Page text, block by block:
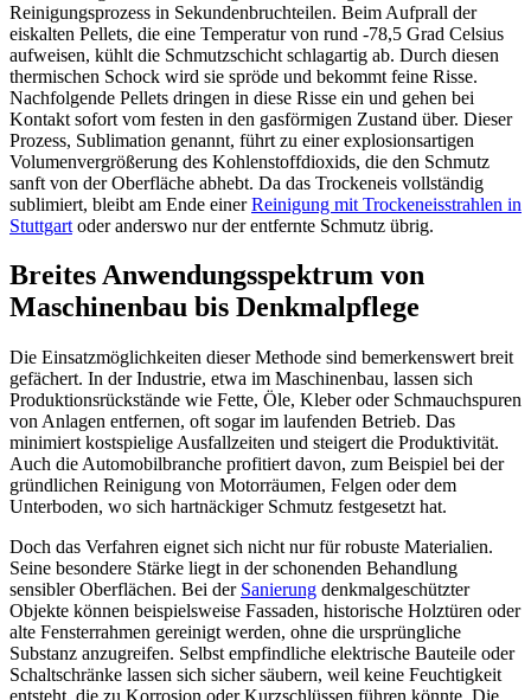
Reinigungsprozess in Sekundenbruchteilen. Beim Aufprall der
eiskalten Pellets, die eine Temperatur von rund -78,5 Grad Celsius
aufweisen, kühlt die Schmutzschicht schlagartig ab. Durch diesen
thermischen Schock wird sie spröde und bekommt feine Risse.
Nachfolgende Pellets dringen in diese Risse ein und gehen bei
Kontakt sofort vom festen in den gasförmigen Zustand über. Dieser
Prozess, Sublimation genannt, führt zu einer explosionsartigen
Volumenvergrößerung des Kohlenstoffdioxids, die den Schmutz
sanft von der Oberfläche abhebt. Da das Trockeneis vollständig
sublimiert, bleibt am Ende einerReinigung mit Trockeneisstrahlen in
Stuttgart oder anderswo nur der entfernte Schmutz übrig.
Breites Anwendungsspektrum von
Maschinenbau bis Denkmalpflege
Die Einsatzmöglichkeiten dieser Methode sind bemerkenswert breit
gefächert. In der Industrie, etwa im Maschinenbau, lassen sich
Produktionsrückstände wie Fette, Öle, Kleber oder Schmauchspuren
von Anlagen entfernen, oft sogar im laufenden Betrieb. Das
minimiert kostspielige Ausfallzeiten und steigert die Produktivität.
Auch die Automobilbranche profitiert davon, zum Beispiel bei der
gründlichen Reinigung von Motorräumen, Felgen oder dem
Unterboden, wo sich hartnäckiger Schmutz festgesetzt hat.
Doch das Verfahren eignet sich nicht nur für robuste Materialien.
Seine besondere Stärke liegt in der schonenden Behandlung
sensibler Oberflächen. Bei der Sanierung denkmalgeschützter
Objekte können beispielsweise Fassaden, historische Holztüren oder
alte Fensterrahmen gereinigt werden, ohne die ursprüngliche
Substanz anzugreifen. Selbst empfindliche elektrische Bauteile oder
Schaltschränke lassen sich sicher säubern, weil keine Feuchtigkeit